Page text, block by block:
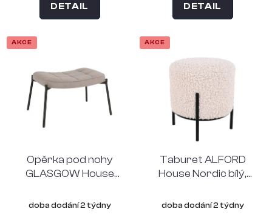
DETAIL DETAIL
AKCE
Opěrka pod nohy
GLASGOW House
nohy černé
doba dodání 2 týdny
AKCE
Taburet ALFORD
House Nordic bílý,
černé
doba dodání 2 týdny